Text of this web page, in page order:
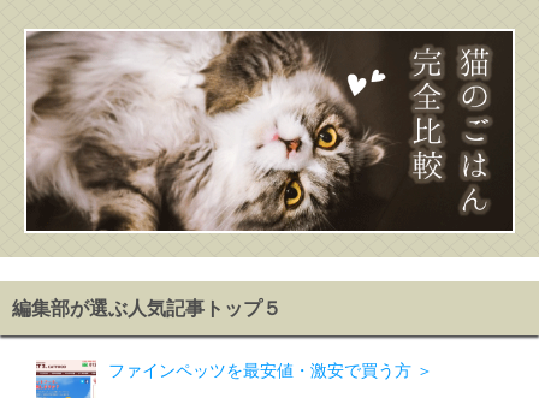
編集部が選ぶ人気記事トップ５
ファインペッツを最安値・激安で買う方 ＞